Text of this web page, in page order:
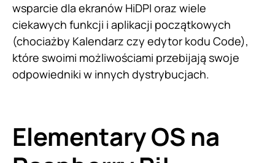
wsparcie dla ekranów HiDPI oraz wiele
ciekawych funkcji i aplikacji początkowych
(chociażby Kalendarz czy edytor kodu Code),
które swoimi możliwościami przebijają swoje
odpowiedniki w innych dystrybucjach.
Elementary OS na